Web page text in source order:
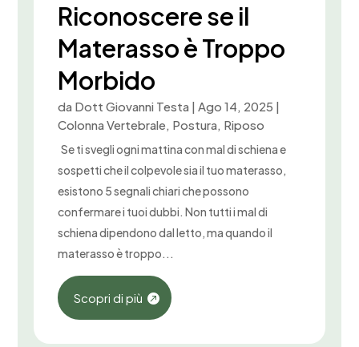
Riconoscere se il
Materasso è Troppo
Morbido
da Dott Giovanni Testa |Ago 14, 2025 |
Colonna Vertebrale, Postura, Riposo
Se ti svegli ogni mattina con mal di schiena e
sospetti che il colpevole sia il tuo materasso,
esistono 5 segnali chiari che possono
confermare i tuoi dubbi. Non tutti i mal di
schiena dipendono dal letto, ma quando il
materasso è troppo...
Scopri di più